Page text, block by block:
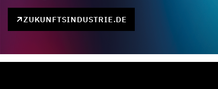
ZUKUNFTSINDUSTRIE.DE